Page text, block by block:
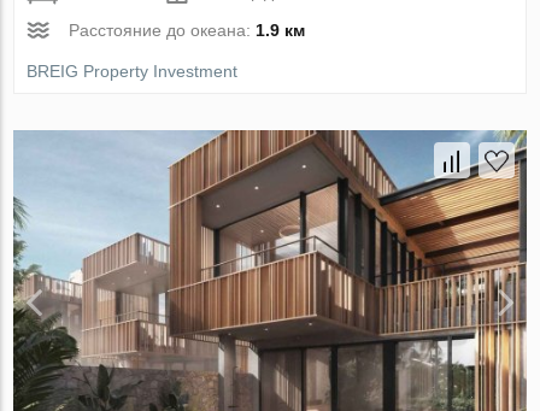
Расстояние до океана: 1.9 км
BREIG Property Investment